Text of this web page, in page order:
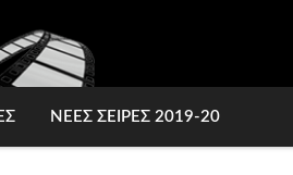
ΝΕΕΣ ΣΕΙΡΕΣ 2019-20